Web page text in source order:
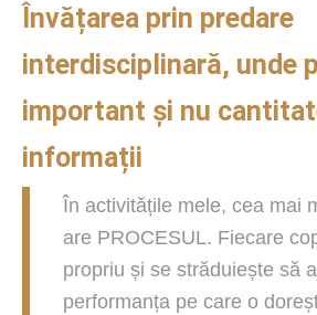
Învățarea prin predare
interdisciplinară, unde
important și nu
informații
În activitățile mele, cea mai
are PROCESUL. Fiecare
propriu și se străduiește să
performanța pe care o